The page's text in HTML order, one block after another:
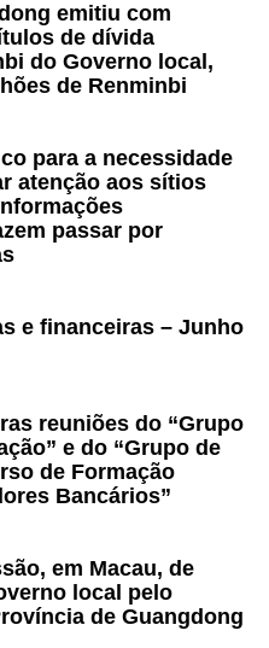
emitiu com
de dívida
do Governo local,
de Renminbi
para a necessidade
atenção aos sítios
passar por
e financeiras – Junho
reuniões do “Grupo
e do “Grupo de
de Formação
Bancários”
em Macau, de
local pelo
de Guangdong